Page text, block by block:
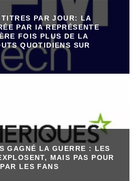
PAR JOUR: LA
PAR IA REPRÉSENTE
FOIS PLUS DE LA
QUOTIDIENS SUR
GAGNÉ LA GUERRE : LES
MAIS PAS POUR
LES FANS